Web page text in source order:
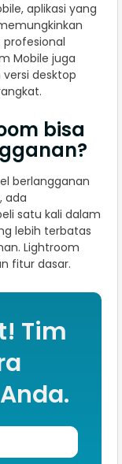
aplikasi yang
Mobile juga
desktop
bisa
berlangganan
ada
satu kali dalam
lebih terbatas
Lightroom
fitur dasar.
Tim